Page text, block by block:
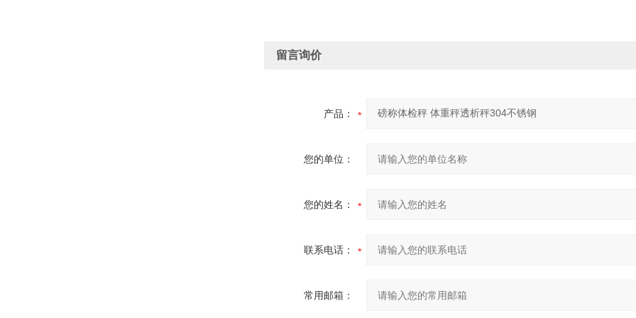
留言询价
产品：
您的单位：
您的姓名：
联系电话：
常用邮箱：